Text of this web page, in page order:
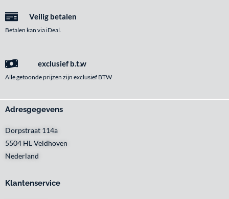
Veilig betalen
Betalen kan via iDeal.
exclusief b.t.w
Alle getoonde prijzen zijn exclusief BTW
Adresgegevens
Dorpstraat 114a
5504 HL Veldhoven
Nederland
Klantenservice